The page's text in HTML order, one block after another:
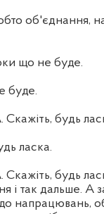
об'єднання,
що не буде.
буде.
будь
ласка.
будь
і так дальше. А
напрацювань,